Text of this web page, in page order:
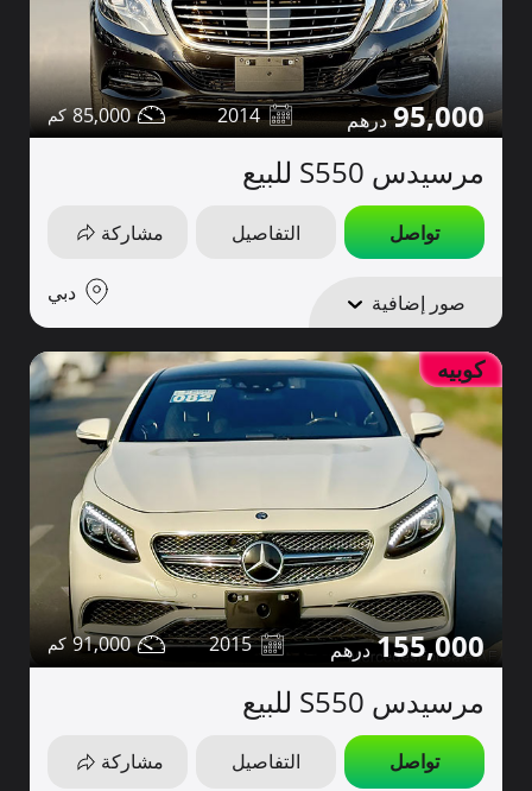
95,000
2014
85,000
مرسيدس S550 للبيع
تواصل التفاصيل مشاركة
صور إضافية دبي
كوبيه
155,000
2015
91,000
مرسيدس S550 للبيع
تواصل التفاصيل مشاركة